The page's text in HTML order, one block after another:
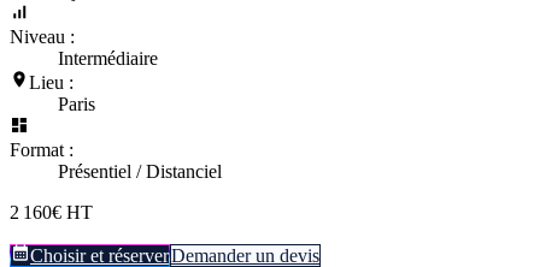
Niveau :
Intermédiaire
Lieu :
Paris
Format :
Présentiel / Distanciel
2 160€ HT
Choisir et réserverDemander un devis